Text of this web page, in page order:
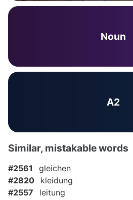
Noun
A2
Similar, mistakable words
#2561
gleichen
#2820
kleidung
#2557
leitung